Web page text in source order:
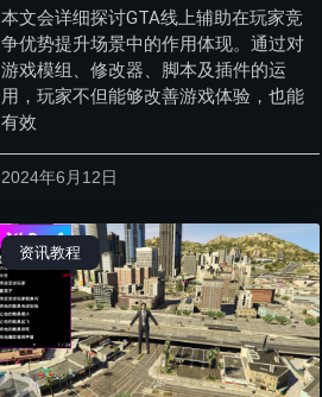
本文会详细探讨GTA线上辅助在玩家竞
争优势提升场景中的作用体现。通过对
游戏模组、修改器、脚本及插件的运
用，玩家不但能够改善游戏体验，也能
有效
2024年6月12日
资讯教程